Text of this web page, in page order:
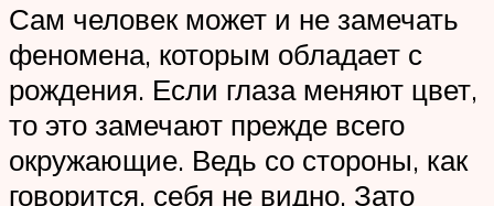
Сам человек может и не замечать
феномена, которым обладает с
рождения. Если глаза меняют цвет,
то это замечают прежде всего
окружающие. Ведь со стороны, как
говорится, себя не видно. Зато